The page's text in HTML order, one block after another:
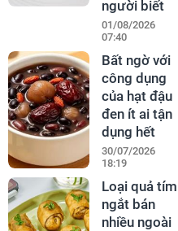
người biết
01/08/2026
07:40
Bất ngờ với
công dụng
của hạt đậu
đen ít ai tận
dụng hết
30/07/2026
18:19
Loại quả tím
ngắt bán
nhiều ngoài